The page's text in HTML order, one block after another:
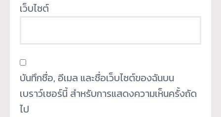
เว็บไซต์
บันทึกชื่อ, อีเมล และชื่อเว็บไซต์ของฉันบน
เบราว์เซอร์นี้ สำหรับการแสดงความเห็นครั้งถัด
ไป